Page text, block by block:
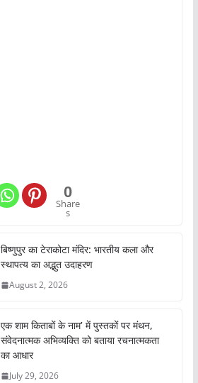
0
Share
s
बिष्णुपुर का टेराकोटा मंदिर: भारतीय कला और
स्थापत्य का अद्भुत उदाहरण
August 2, 2026
एक शाम किताबों के नाम’ में पुस्तकों पर मंथन,
संवेदनात्मक अभिव्यक्ति को बताया रचनात्मकता
का आधार
July 29, 2026